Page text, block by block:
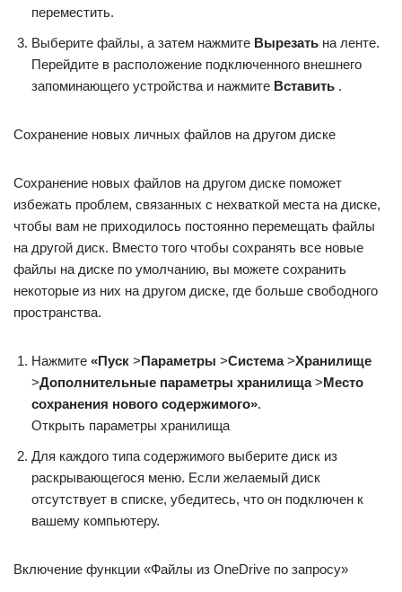
переместить.
Выберите файлы, а затем нажмите Вырезать на ленте.
Перейдите в расположение подключенного внешнего
запоминающего устройства и нажмите Вставить .
Сохранение новых личных файлов на другом диске
Сохранение новых файлов на другом диске поможет
избежать проблем, связанных с нехваткой места на диске,
чтобы вам не приходилось постоянно перемещать файлы
на другой диск. Вместо того чтобы сохранять все новые
файлы на диске по умолчанию, вы можете сохранить
некоторые из них на другом диске, где больше свободного
пространства.
Нажмите «Пуск >Параметры >Система>Хранилище
>Дополнительные параметры хранилища>Место
сохранения нового содержимого».
Открыть параметры хранилища
Для каждого типа содержимого выберите диск из
раскрывающегося меню. Если желаемый диск
отсутствует в списке, убедитесь, что он подключен к
вашему компьютеру.
Включение функции «Файлы из OneDrive по запросу»